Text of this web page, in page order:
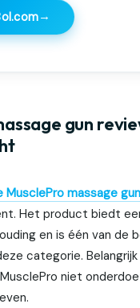
→
gun
MusclePro massage gun
Het product biedt
en is één van de
categorie.
niet